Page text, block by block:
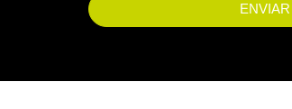
ENVIAR